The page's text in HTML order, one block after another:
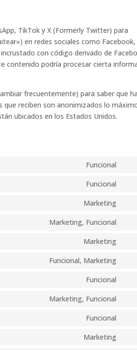
TikTok y X (Formerly Twitter) para
en redes sociales como Facebook,
con código derivado de
contenido podría procesar cierta
frecuentemente) para saber que
que reciben son anonimizados lo
ubicados en los Estados Unidos.
Funcional
Funcional
Marketing
Marketing, Funcional
Marketing
Funcional, Marketing
Funcional
Marketing, Funcional
Funcional
Marketing